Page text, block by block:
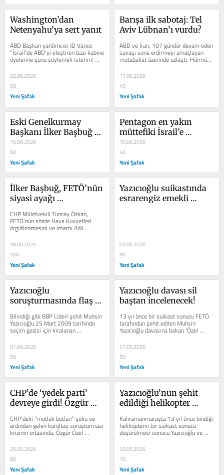
Washington’dan
Netenyahu’ya sert yanıt
ABD Başkan yardımcısı JD Vance
“İsrail’de ABD’yi eleştiren bazı kabine
üyelerine şunu söylemek isterim:
Son üç ayda, vatanınızı...
22.06.2026
50
Yeni Şafak
Barışa ilk sabotaj: Tel
Aviv Lübnan’ı vurdu?
ABD ve İran, 107 gündür devam eden
savaşı sona erdirmeyi amaçlayan
mutabakat üzerinde uzlaştı. Hürmüz
Boğazı’nın yeniden açılması,...
17.06.2026
40
Yeni Şafak
Eski Genelkurmay
Başkanı İlker Başbuğ
Kontrgerilla’yı ve yeni
versiyonunu neden
inkar ediyor?
15.06.2026
60
Yeni Şafak
Pentagon en yakın
müttefiki İsrail’e
yönelik karşı istihbarat
tehdit seviyesini ‘kritik’
düzeye çıkardı!
10.06.2026
40
Yeni Şafak
İlker Başbuğ, FETÖ’nün
siyasi ayağı
hangi nedenle ateşledi?
CHP Milletvekili Tuncay Özkan,
FETÖ’nün sözde Hava Kuvvetleri
örgütlenmesini ve imamı Adil
Öksüz’ü deşifre eden bir flash belleği
Kara...
08.06.2026
100
Yeni Şafak
Yazıcıoğlu suikastında
esrarengiz emekli
03.06.2026
80
Yeni Şafak
Yazıcıoğlu
soruşturmasında flaş
harekete geçti,
kameralar incelenecek!
Bilindiği gibi BBP Lideri şehit Muhsin
Yazıcıoğlu 25 Mart 2009 tarihinde
seçim gezisi için kiralanan
helikopterin F1 ve F16 savaş...
01.06.2026
50
Yeni Şafak
Yazıcıoğlu davası sil
baştan incelenecek!
13 yıl önce bir suikast sonucu FETÖ
tarafından şehit edilen Muhsin
Yazıcıoğlu davasına bakan ‘Özel
yetkili savcıların FETÖ iltisaklı...
27.05.2026
50
Yeni Şafak
CHP’de ‘yedek parti’
devreye girdi! Özgür
binasına mı taşıyor!
CHP’deki “mutlak butlan” şoku ve
ardından gelen kurultay soruşturması
krizinin ortasında, Özgür Özel
cephesinin “B planı” deşifre...
25.05.2026
80
Yeni Şafak
Yazıcıoğlu’nun şehit
edildiği helikopter
Armağan’ın kullandığı
askeri jet ile neden takip
Kahramanmaraşta 13 yıl önce bindiği
helikopterin bir suikast sonucu
düşürülmesi sonucu Yazıcıoğlu ve
beraberindeki 5 kişi hakkın...
20.05.2026
70
Yeni Şafak